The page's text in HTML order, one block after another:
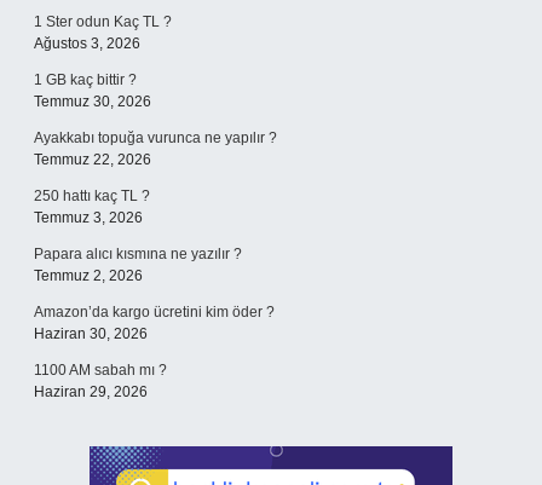
1 Ster odun Kaç TL ?
Ağustos 3, 2026
1 GB kaç bittir ?
Temmuz 30, 2026
Ayakkabı topuğa vurunca ne yapılır ?
Temmuz 22, 2026
250 hattı kaç TL ?
Temmuz 3, 2026
Papara alıcı kısmına ne yazılır ?
Temmuz 2, 2026
Amazon’da kargo ücretini kim öder ?
Haziran 30, 2026
1100 AM sabah mı ?
Haziran 29, 2026